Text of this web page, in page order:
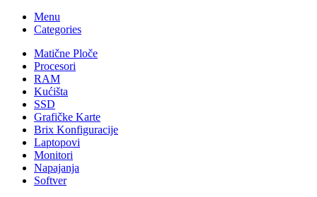
Menu
Categories
Matične Ploče
Procesori
RAM
Kućišta
SSD
Grafičke Karte
Brix Konfiguracije
Laptopovi
Monitori
Napajanja
Softver